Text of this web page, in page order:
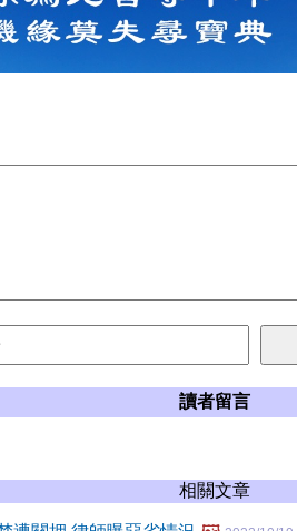
讀者留言
相關文章